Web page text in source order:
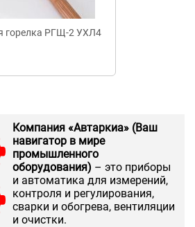
горелка РГЩ-2 УХЛ4
Компания «Автаркиа» (Ваш
навигатор в мире
промышленного
оборудования) – это приборы
и автоматика для измерений,
контроля и регулирования,
сварки и обогрева, вентиляции
и очистки.